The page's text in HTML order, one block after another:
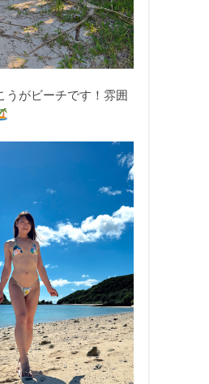
うがビーチです！雰囲